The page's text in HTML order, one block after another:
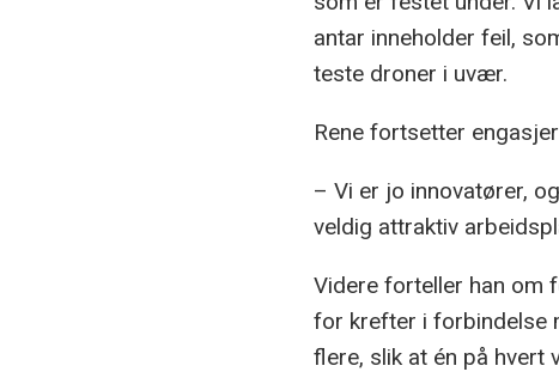
antar inneholder feil,
teste droner i uvær.
Rene fortsetter
– Vi er jo innovatører,
veldig attraktiv
Videre forteller han om
for krefter i forbindelse
flere, slik at én på hvert